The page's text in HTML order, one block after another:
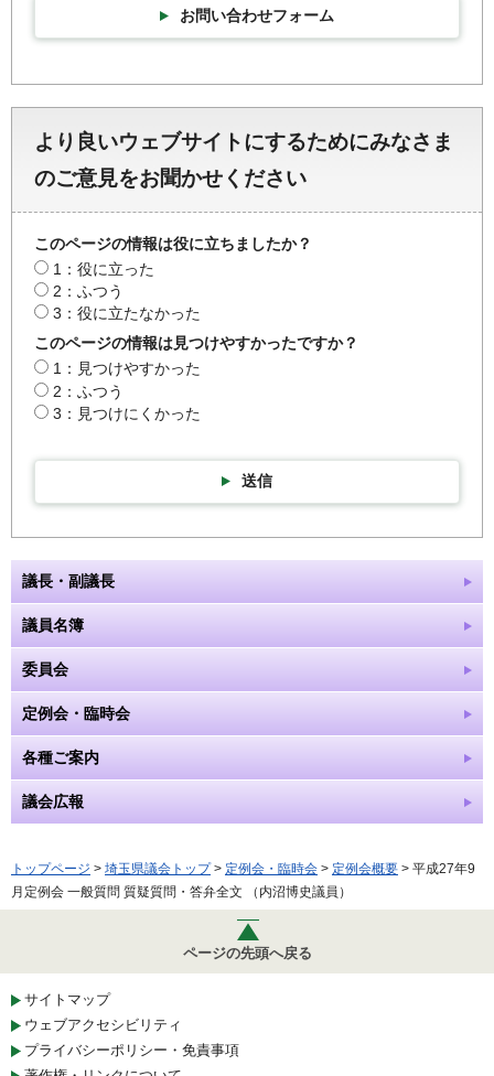
お問い合わせフォーム
より良いウェブサイトにするためにみなさま
のご意見をお聞かせください
このページの情報は役に立ちましたか？
1：役に立った
2：ふつう
3：役に立たなかった
このページの情報は見つけやすかったですか？
1：見つけやすかった
2：ふつう
3：見つけにくかった
送信
議長・副議長
議員名簿
委員会
定例会・臨時会
各種ご案内
議会広報
トップページ > 埼玉県議会トップ> 定例会・臨時会 > 定例会概要 > 平成27年9
月定例会 一般質問 質疑質問・答弁全文 （内沼博史議員）
ページの先頭へ戻る
サイトマップ
ウェブアクセシビリティ
プライバシーポリシー・免責事項